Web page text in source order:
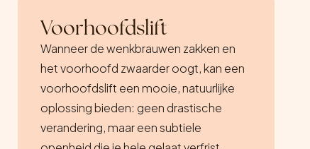
Voorhoofdslift
Wanneer de wenkbrauwen zakken en
het voorhoofd zwaarder oogt, kan een
voorhoofdslift een mooie, natuurlijke
oplossing bieden: geen drastische
verandering, maar een subtiele